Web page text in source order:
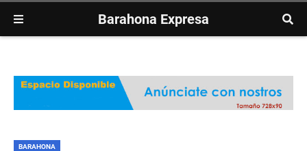
Barahona Expresa
BARAHONA